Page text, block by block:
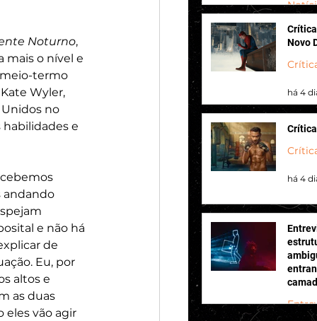
Noturno,
mais o nível e
termo
Wyler,
no
e
andando
e não há
de
Eu, por
altos e
as duas
eles vão agir
há 2
Novo
há 4
há 4